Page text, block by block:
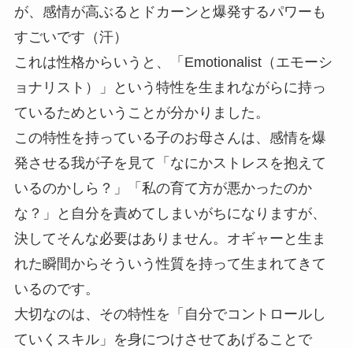
が、感情が高ぶるとドカーンと爆発するパワーも
すごいです（汗）
これは性格からいうと、「Emotionalist（エモーシ
ョナリスト）」という特性を生まれながらに持っ
ているためということが分かりました。
この特性を持っている子のお母さんは、感情を爆
発させる我が子を見て「なにかストレスを抱えて
いるのかしら？」「私の育て方が悪かったのか
な？」と自分を責めてしまいがちになりますが、
決してそんな必要はありません。オギャーと生ま
れた瞬間からそういう性質を持って生まれてきて
いるのです。
大切なのは、その特性を「自分でコントロールし
ていくスキル」を身につけさせてあげることで